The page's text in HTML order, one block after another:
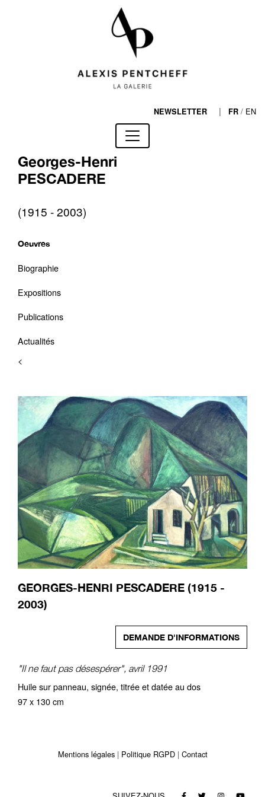
NEWSLETTER | FR / EN
Georges-Henri
PESCADERE
(1915 - 2003)
Oeuvres
Biographie
Expositions
Publications
Actualités
<
GEORGES-HENRI PESCADERE (1915 -
2003)
DEMANDE D'INFORMATIONS
"Il ne faut pas désespérer", avril 1991
Huile sur panneau, signée, titrée et datée au dos
97 x 130 cm
Mentions légales Politique RGPD Contact